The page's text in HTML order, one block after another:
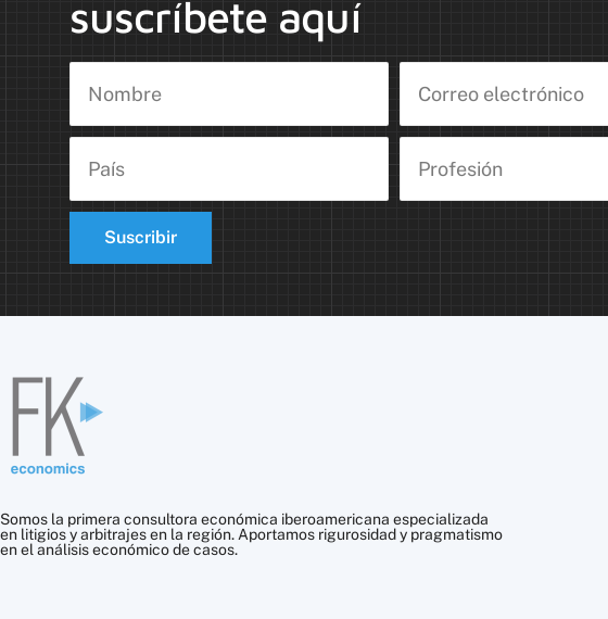
suscríbete aquí
Suscribir
Somos la primera consultora económica iberoamericana especializada
en litigios y arbitrajes en la región. Aportamos rigurosidad y pragmatismo
en el análisis económico de casos.